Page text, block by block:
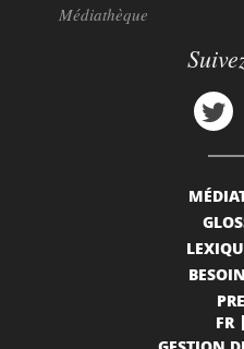
Médiathèque
FR